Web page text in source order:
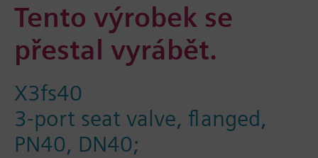
Tento výrobek se
přestal vyrábět.
X3fs40
3-port seat valve, flanged,
PN40, DN40;